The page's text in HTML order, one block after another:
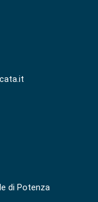
di Potenza